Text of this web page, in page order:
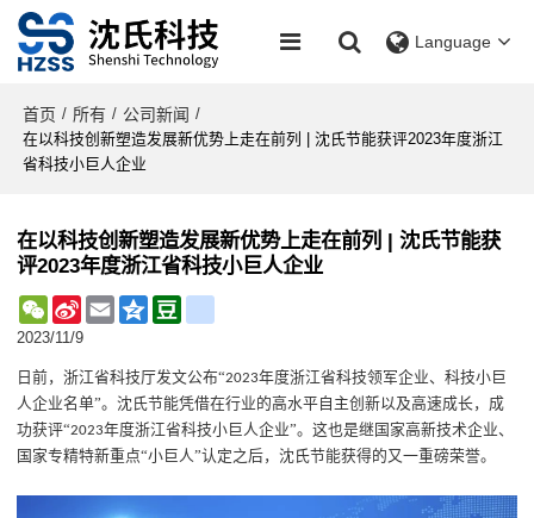
Language
首页 / 所有 / 公司新闻 /
在以科技创新塑造发展新优势上走在前列 | 沈氏节能获评2023年度浙江
省科技小巨人企业
在以科技创新塑造发展新优势上走在前列 | 沈氏节能获
评2023年度浙江省科技小巨人企业
WeChat
Sina
Weibo
Email Qzone
2023/11/9
日前，浙江省科技厅发文公布“2023年度浙江省科技领军企业、科技小巨
人企业名单”。沈氏节能凭借在行业的高水平自主创新以及高速成长，成
功获评“2023年度浙江省科技小巨人企业”。这也是继 国家高新技术企业、
国家专精特新重点“小巨人”认定之后，沈氏节能获得的又一重磅荣誉。